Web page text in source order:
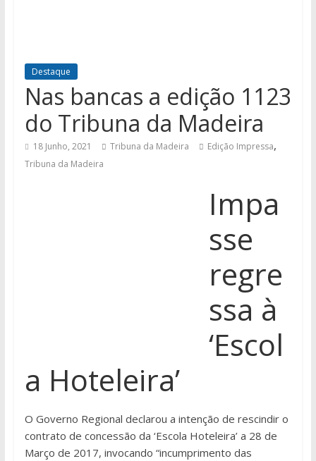
Destaque
Nas bancas a edição 1123
do Tribuna da Madeira
18 Junho, 2021 Tribuna da Madeira Edição Impressa,
Tribuna da Madeira
Impa
sse
regre
ssa à
‘Escol
a Hoteleira’
O Governo Regional declarou a intenção de rescindir o
contrato de concessão da ‘Escola Hoteleira’ a 28 de
Março de 2017, invocando “incumprimento das